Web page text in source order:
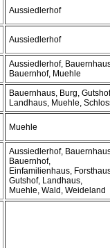
Aussiedlerhof
Aussiedlerhof
Aussiedlerhof,
Bauernhof, Muehle
Bauernhaus, Burg,
Landhaus, Muehle,
Muehle
Aussiedlerhof,
Bauernhof,
Einfamilienhaus,
Gutshof, Landhaus,
Muehle, Wald, Weideland